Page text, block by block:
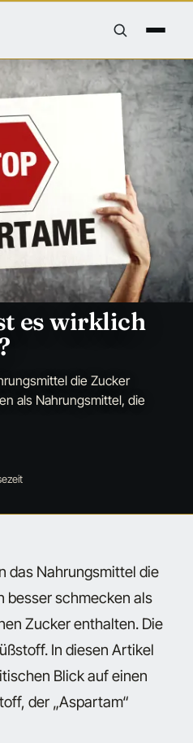
es wirklich
die Zucker
als Nahrungsmittel, die
das Nahrungsmittel die
besser schmecken als
Zucker enthalten. Die
In diesen Artikel
Blick auf einen
der „Aspartam“